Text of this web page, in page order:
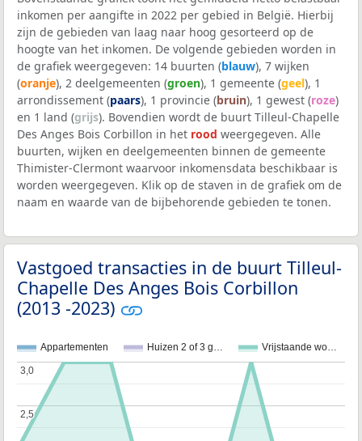
inkomen per aangifte in 2022 per gebied in België. Hierbij
zijn de gebieden van laag naar hoog gesorteerd op de
hoogte van het inkomen. De volgende gebieden worden in
de grafiek weergegeven: 14 buurten (blauw), 7 wijken
(oranje), 2 deelgemeenten (groen), 1 gemeente (geel), 1
arrondissement (paars), 1 provincie (bruin), 1 gewest (roze)
en 1 land (grijs). Bovendien wordt de buurt Tilleul-Chapelle
Des Anges Bois Corbillon in het rood weergegeven. Alle
buurten, wijken en deelgemeenten binnen de gemeente
Thimister-Clermont waarvoor inkomensdata beschikbaar is
worden weergegeven. Klik op de staven in de grafiek om de
naam en waarde van de bijbehorende gebieden te tonen.
Vastgoed transacties in de buurt Tilleul-
Chapelle Des Anges Bois Corbillon
(2013 -2023)
Appartementen Huizen 2 of 3 g… Vrijstaande wo…
2,5
2,5
3,0
3,0